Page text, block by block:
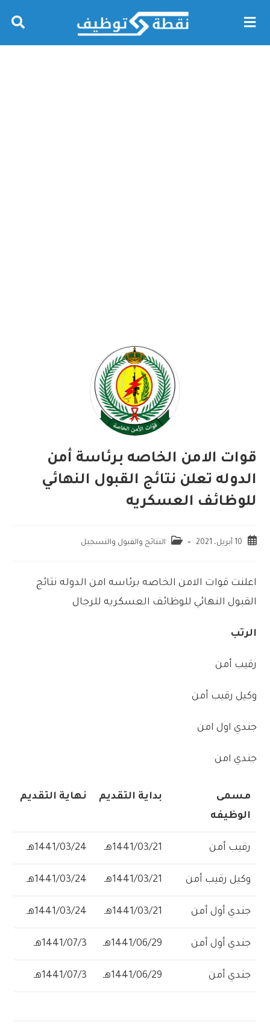
قوات الامن الخاصه برئاسة أمن
الدوله تعلن نتائج القبول النهائي
للوظائف العسكريه
10 أبريل، 2021 النتائج والقبول والتسجيل
اعلنت قوات الامن الخاصه برئاسه امن الدوله نتائج
القبول النهائي للوظائف العسكريه للرجال
الرتب
رقيب أمن
وكيل رقيب أمن
جندي اول امن
جندي امن
مسمى
الوظيفه
بداية التقديم نهاية التقديم
رقيب أمن 1441/03/21هـ 1441/03/24هـ
وكيل رقيب أمن 1441/03/21هـ 1441/03/24هـ
جندي أول أمن 1441/03/21هـ 1441/03/24هـ
جندي أول أمن 1441/06/29هـ 1441/07/3هـ
جندي أمن 1441/06/29هـ 1441/07/3هـ